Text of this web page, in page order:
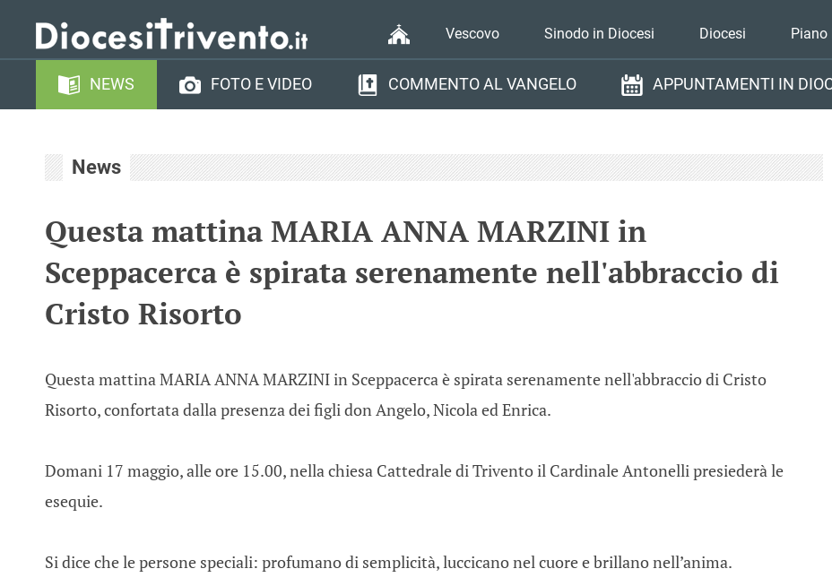
Vescovo Sinodo in Diocesi Diocesi Piano
NEWS FOTO E VIDEO COMMENTO AL VANGELO APPUNTAMENTI IN
News
Questa mattina MARIA ANNA MARZINI in
Sceppacerca è spirata serenamente nell'abbraccio di
Cristo Risorto
Questa mattina MARIA ANNA MARZINI in Sceppacerca è spirata serenamente nell'abbraccio di Cristo
Risorto, confortata dalla presenza dei figli don Angelo, Nicola ed Enrica.
Domani 17 maggio, alle ore 15.00, nella chiesa Cattedrale di Trivento il Cardinale Antonelli presiederà le
esequie.
Si dice che le persone speciali: profumano di semplicità, luccicano nel cuore e brillano nell’anima.